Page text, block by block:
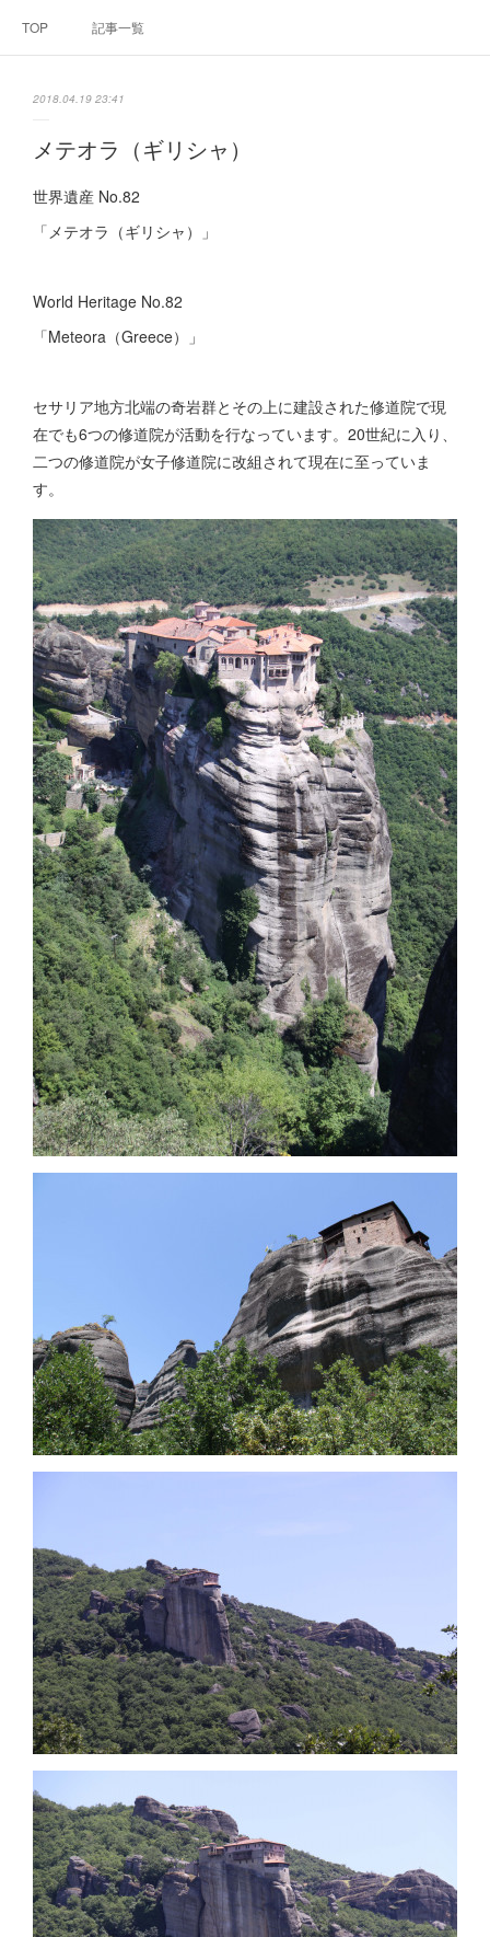
TOP 記事一覧
2018.04.19 23:41
メテオラ（ギリシャ）
世界遺産 No.82
「メテオラ（ギリシャ）」
World Heritage No.82
「Meteora（Greece）」
セサリア地方北端の奇岩群とその上に建設された修道院で現
在でも6つの修道院が活動を行なっています。20世紀に入り、
二つの修道院が女子修道院に改組されて現在に至っていま
す。